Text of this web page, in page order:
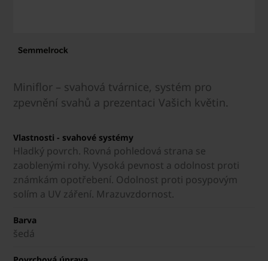
Miniflor – svahová tvárnice, systém pro
zpevnění svahů a prezentaci Vašich květin.
Vlastnosti - svahové systémy
Hladký povrch. Rovná pohledová strana se
zaoblenými rohy. Vysoká pevnost a odolnost proti
známkám opotřebení. Odolnost proti posypovým
solím a UV záření. Mrazuvzdornost.
Barva
šedá